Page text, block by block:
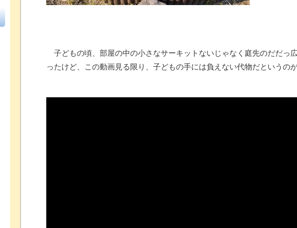
「アメリカのヤンキーがアジア人にケンカを売った結果ｗｗｗ
【読書感想】山野辺太郎『いつか深い穴に落ちるまで』
マケイン9巻＆アニメ公式ガイド感想
子どもの頃、部屋の中の小さなサーキットないじゃなく庭先のだだっ
ったけど、この動画見る限り、子どもの手には負えない代物だというの